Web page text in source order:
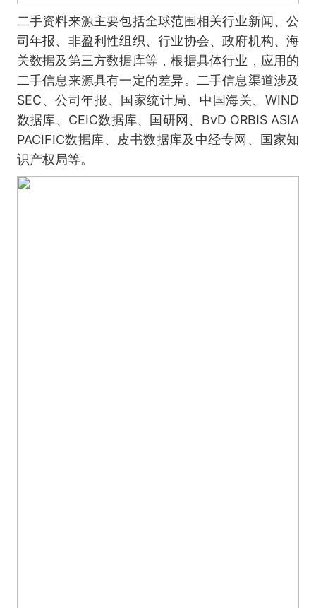
二手资料来源主要包括全球范围相关行业新闻、公
司年报、非盈利性组织、行业协会、政府机构、海
关数据及第三方数据库等，根据具体行业，应用的
二手信息来源具有一定的差异。二手信息渠道涉及
SEC、公司年报、国家统计局、中国海关、WIND
数据库、CEIC数据库、国研网、BvD ORBIS ASIA
PACIFIC数据库、皮书数据库及中经专网、国家知
识产权局等。